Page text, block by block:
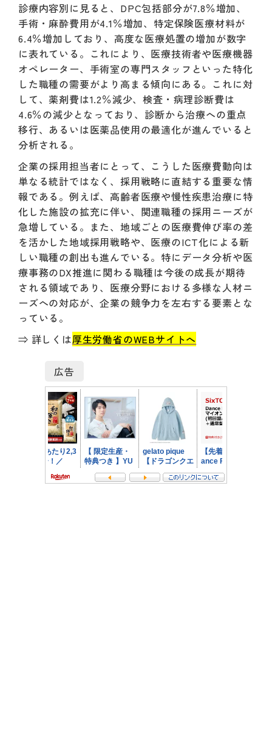
診療内容別に見ると、DPC包括部分が7.8％増加、
手術・麻酔費用が4.1％増加、特定保険医療材料が
6.4％増加しており、高度な医療処置の増加が数字
に表れている。これにより、医療技術者や医療機器
オペレーター、手術室の専門スタッフといった特化
した職種の需要がより高まる傾向にある。これに対
して、薬剤費は1.2％減少、検査・病理診断費は
4.6％の減少となっており、診断から治療への重点
移行、あるいは医薬品使用の最適化が進んでいると
分析される。
企業の採用担当者にとって、こうした医療費動向は
単なる統計ではなく、採用戦略に直結する重要な情
報である。例えば、高齢者医療や慢性疾患治療に特
化した施設の拡充に伴い、関連職種の採用ニーズが
急増している。また、地域ごとの医療費伸び率の差
を活かした地域採用戦略や、医療のICT化による新
しい職種の創出も進んでいる。特にデータ分析や医
療事務のDX推進に関わる職種は今後の成長が期待
される領域であり、医療分野における多様な人材ニ
ーズへの対応が、企業の競争力を左右する要素とな
っている。
⇒ 詳しくは厚生労働省のWEBサイトへ
広告